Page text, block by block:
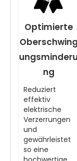
Optimierte
Oberschwing
ungsminderu
ng
Reduziert
effektiv
elektrische
Verzerrungen
und
gewährleistet
so eine